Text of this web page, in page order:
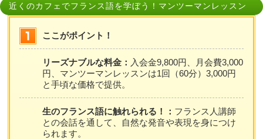
近くのカフェでフランス語を学ぼう！マンツーマンレッスン
ここがポイント！
リーズナブルな料金： 入会金9,800円、月会費3,000
円、マンツーマンレッスンは1回（60分）3,000円
と手頃な価格で提供。
生のフランス語に触れられる！： フランス人講師
との会話を通して、自然な発音や表現を身につけ
られます。